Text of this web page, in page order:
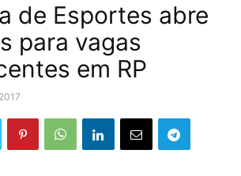
de Esportes abre
para vagas
em RP